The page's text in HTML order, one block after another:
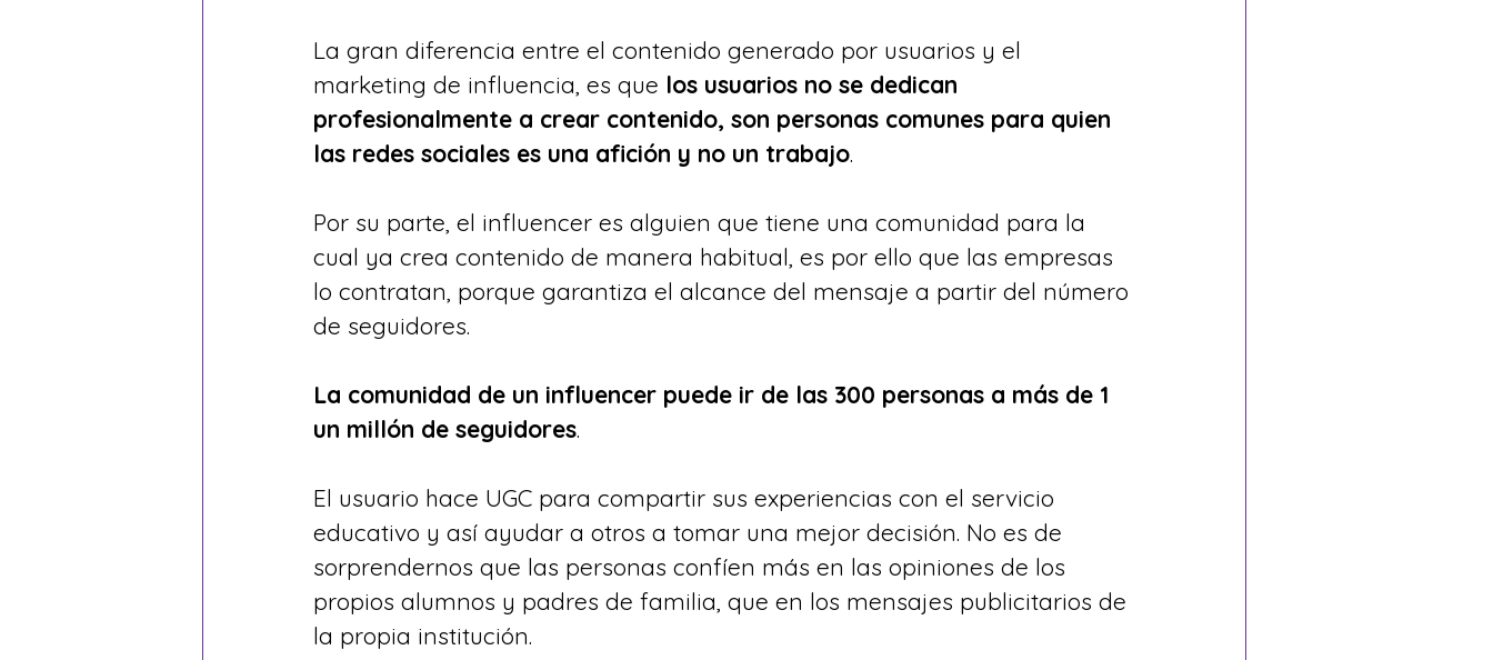
La gran diferencia entre el contenido generado por usuarios y el
marketing de influencia, es que los usuarios no se dedican
profesionalmente a crear contenido, son personas comunes para quien
las redes sociales es una afición y no un trabajo.
Por su parte, el influencer es alguien que tiene una comunidad para la
cual ya crea contenido de manera habitual, es por ello que las empresas
lo contratan, porque garantiza el alcance del mensaje a partir del número
de seguidores.
La comunidad de un influencer puede ir de las 300 personas a más de 1
un millón de seguidores.
El usuario hace UGC para compartir sus experiencias con el servicio
educativo y así ayudar a otros a tomar una mejor decisión. No es de
sorprendernos que las personas confíen más en las opiniones de los
propios alumnos y padres de familia, que en los mensajes publicitarios de
la propia institución.